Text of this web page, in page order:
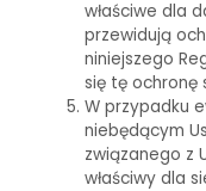
właściwe dla
przewidują
niniejszego
się tę ochronę
W przypadku
niebędącym
związanego z
właściwy dla